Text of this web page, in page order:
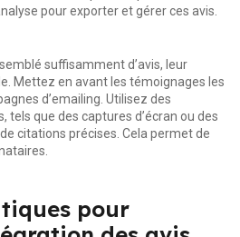
pour exporter et gérer ces avis.
suffisamment d’avis, leur
Mettez en avant les témoignages les
d’emailing. Utilisez des
tels que des captures d’écran ou des
citations précises. Cela permet de
pour